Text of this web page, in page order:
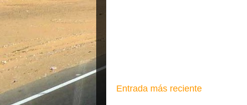
Entrada más reciente